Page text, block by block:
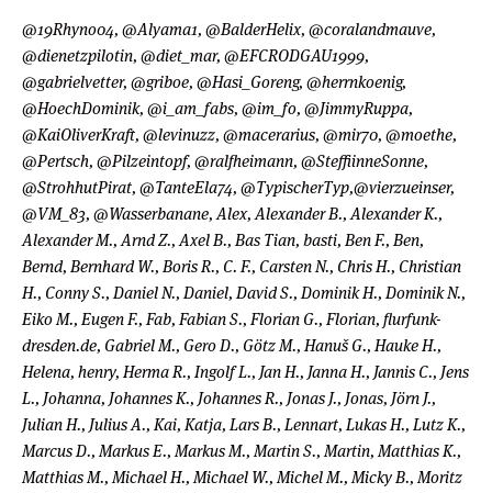
@19Rhyno04, @Alyama1, @BalderHelix, @coralandmauve,
@dienetzpilotin, @diet_mar, @EFCRODGAU1999,
@gabrielvetter, @griboe, @Hasi_Goreng, @herrnkoenig,
@HoechDominik, @i_am_fabs, @im_fo, @JimmyRuppa,
@KaiOliverKraft, @levinuzz, @macerarius, @mir70, @moethe,
@Pertsch, @Pilzeintopf, @ralfheimann, @SteffiinneSonne,
@StrohhutPirat, @TanteEla74, @TypischerTyp,@vierzueinser,
@VM_83, @Wasserbanane, Alex, Alexander B., Alexander K.,
Alexander M., Arnd Z., Axel B., Bas Tian, basti, Ben F., Ben,
Bernd, Bernhard W., Boris R., C. F., Carsten N., Chris H., Christian
H., Conny S., Daniel N., Daniel, David S., Dominik H., Dominik N.,
Eiko M., Eugen F., Fab, Fabian S., Florian G., Florian, flurfunk-
dresden.de, Gabriel M., Gero D., Götz M., Hanuš G., Hauke H.,
Helena, henry, Herma R., Ingolf L., Jan H., Janna H., Jannis C., Jens
L., Johanna, Johannes K., Johannes R., Jonas J., Jonas, Jörn J.,
Julian H., Julius A., Kai, Katja, Lars B., Lennart, Lukas H., Lutz K.,
Marcus D., Markus E., Markus M., Martin S., Martin, Matthias K.,
Matthias M., Michael H., Michael W., Michel M., Micky B., Moritz